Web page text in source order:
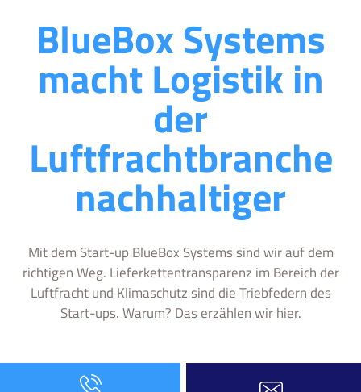
BlueBox Systems
macht Logistik in
der
Luftfrachtbranche
nachhaltiger
Mit dem Start-up BlueBox Systems sind wir auf dem
richtigen Weg. Lieferkettentransparenz im Bereich der
Luftfracht und Klimaschutz sind die Triebfedern des
Start-ups. Warum? Das erzählen wir hier.